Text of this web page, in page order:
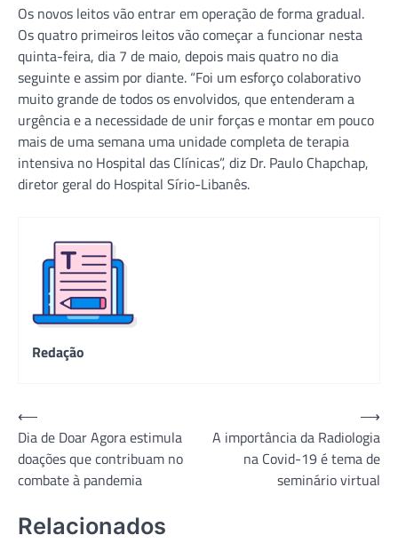
Os novos leitos vão entrar em operação de forma gradual.
Os quatro primeiros leitos vão começar a funcionar nesta
quinta-feira, dia 7 de maio, depois mais quatro no dia
seguinte e assim por diante. “Foi um esforço colaborativo
muito grande de todos os envolvidos, que entenderam a
urgência e a necessidade de unir forças e montar em pouco
mais de uma semana uma unidade completa de terapia
intensiva no Hospital das Clínicas”, diz Dr. Paulo Chapchap,
diretor geral do Hospital Sírio-Libanês.
Redação
Navegação
de
Post
⟵
Dia de Doar Agora estimula
doações que contribuam no
combate à pandemia
A importância da Radiologia
na Covid-19 é tema de
seminário virtual
⟶
Relacionados